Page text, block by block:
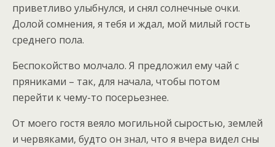
приветливо улыбнулся, и снял солнечные очки.
Долой сомнения, я тебя и ждал, мой милый гость
среднего пола.
Беспокойство молчало. Я предложил ему чай с
пряниками – так, для начала, чтобы потом
перейти к чему-то посерьезнее.
От моего гостя веяло могильной сыростью, землей
и червяками, будто он знал, что я вчера видел сны